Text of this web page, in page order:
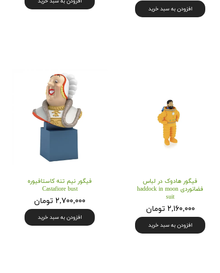
افزودن به سبد خرید
فیگور هادوک در لباس
فضانوردی haddock in moon
suit
۲,۱۶۰,۰۰۰ تومان
افزودن به سبد خرید
فیگور نیم تنه کاستافیوره
Castafiore bust
۲,۷۰۰,۰۰۰ تومان
افزودن به سبد خرید